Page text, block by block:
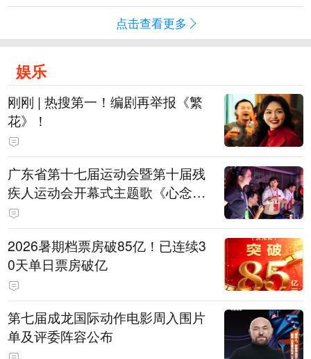
点击查看更多
娱乐
刚刚 | 热搜第一！编剧再举报《繁
花》！
广东省第十七届运动会暨第十届残
疾人运动会开幕式主题歌《心念山
海》MV正式发布
2026暑期档票房破85亿！已连续3
0天单日票房破亿
第七届成龙国际动作电影周入围片
单及评委阵容公布